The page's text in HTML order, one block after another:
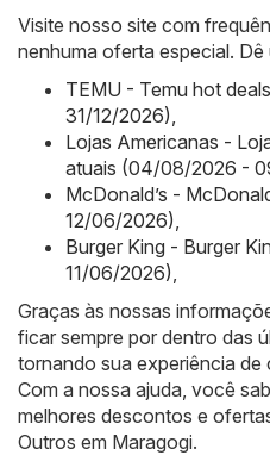
Visite nosso site com
nenhuma oferta especial.
TEMU - Temu hot
31/12/2026)
Lojas Americanas -
atuais (04/08/2026 -
McDonald’s -
12/06/2026)
Burger King - Burger
11/06/2026)
Graças às nossas
ficar sempre por dentro das
tornando sua experiência de
Com a nossa ajuda, você
melhores descontos e
Outros em Maragogi.